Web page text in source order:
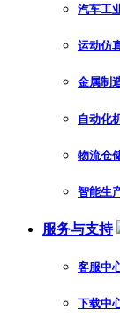
汽车工
运动仿
金属制
自动化
物流仓
智能生
服务与支持
客服中
下载中